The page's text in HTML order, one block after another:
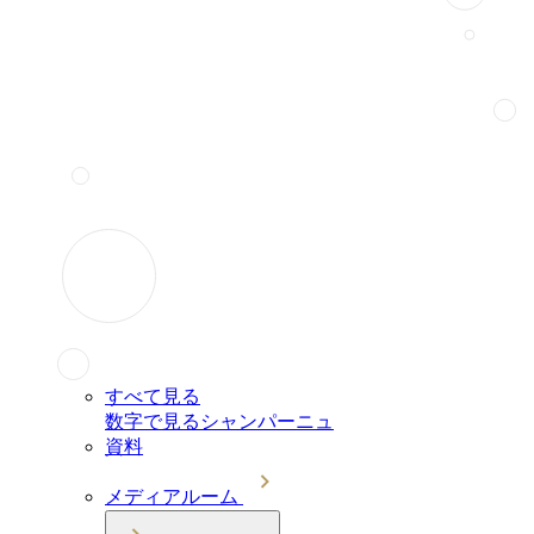
すべて見る
数字で見るシャンパーニュ
資料
メディアルーム